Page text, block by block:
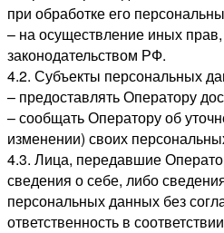
при обработке его
– на осуществление иных
законодательством РФ.
4.2. Субъекты персональных
– предоставлять Оператору
– сообщать Оператору об
изменении) своих
4.3. Лица, передавшие
сведения о себе, либо
персональных данных без
ответственность в